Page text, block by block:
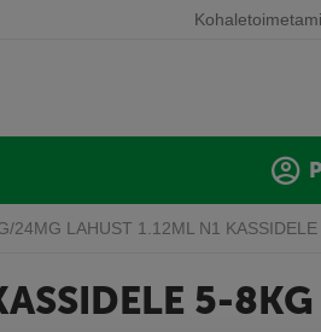
24MG LAHUST 1.12ML N1
5-8KG